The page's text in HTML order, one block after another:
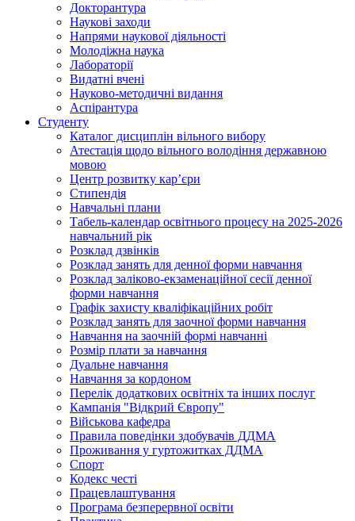
Докторантура
Наукові заходи
Напрями наукової діяльності
Молодіжна наука
Лабораторії
Видатні вчені
Науково-методичні видання
Аспірантура
Студенту
Каталог дисциплін вільного вибору
Атестація щодо вільного володіння державною
мовою
Центр розвитку кар’єри
Стипендія
Навчальні плани
Табель-календар освітнього процесу на 2025-2026
навчальний рік
Розклад дзвінків
Розклад занять для денної форми навчання
Розклад заліково-екзаменаційної сесії денної
форми навчання
Графік захисту кваліфікаційних робіт
Розклад занять для заочної форми навчання
Навчання на заочній формі навчанні
Розмір плати за навчання
Дуальне навчання
Навчання за кордоном
Перелік додаткових освітніх та інших послуг
Кампанія "Відкрий Європу"
Військова кафедра
Правила поведінки здобувачів ДДМА
Проживання у гуртожитках ДДМА
Спорт
Кодекс честі
Працевлаштування
Програма безперервної освіти